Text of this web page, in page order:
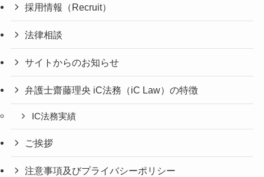
採用情報（Recruit）
法律相談
サイトからのお知らせ
弁護士齋藤理央 iC法務（iC Law）の特徴
IC法務実績
ご挨拶
注意事項及びプライバシーポリシー